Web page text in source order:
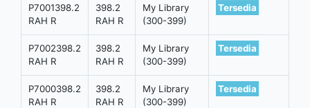
P7001398.2
RAH R
398.2
RAH R
My Library
(300-399)
Tersedia
P7002398.2
RAH R
398.2
RAH R
My Library
(300-399)
Tersedia
P7000398.2
RAH R
398.2
RAH R
My Library
(300-399)
Tersedia